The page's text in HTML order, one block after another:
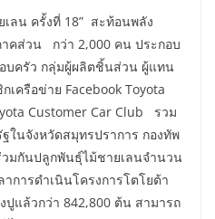
เลน ครั้งที่ 18” สะท้อนพลัง
คส่วน กว่า 2,000 คน ประกอบ
บครัว กลุ่มผู้ผลิตชิ้นส่วน ผู้แทน
ครือข่าย Facebook Toyota
Customer Car Club รวม
ในจังหวัดสมุทรปราการ กองทัพ
มกันปลูกพันธุ์ไม้ชายเลนจำนวน
การดำเนินโครงการโตโยต้า
แล้วกว่า 842,800 ต้น สามารถ